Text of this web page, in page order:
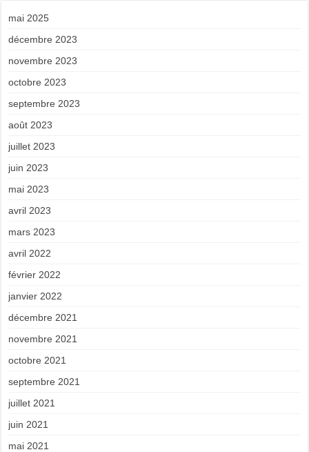
mai 2025
décembre 2023
novembre 2023
octobre 2023
septembre 2023
août 2023
juillet 2023
juin 2023
mai 2023
avril 2023
mars 2023
avril 2022
février 2022
janvier 2022
décembre 2021
novembre 2021
octobre 2021
septembre 2021
juillet 2021
juin 2021
mai 2021